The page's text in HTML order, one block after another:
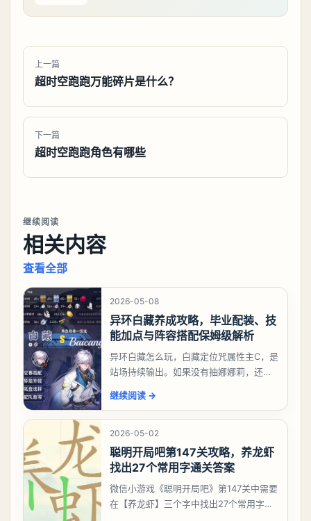
上一篇
超时空跑跑万能碎片是什么？
下一篇
超时空跑跑角色有哪些
继续阅读
相关内容
查看全部
2026-05-08
异环白藏养成攻略，毕业配装、技
能加点与阵容搭配保姆级解析
异环白藏怎么玩，白藏定位咒属性主C，是
站场持续输出。如果没有抽娜娜莉，还没
有娜娜莉缺另外一个二队C想打深渊也可以
考虑养个白藏
继续阅读 →
2026-05-02
聪明开局吧第147关攻略，养龙虾
找出27个常用字通关答案
微信小游戏《聪明开局吧》第147关中需要
在【养龙虾】三个字中找出27个常用字，